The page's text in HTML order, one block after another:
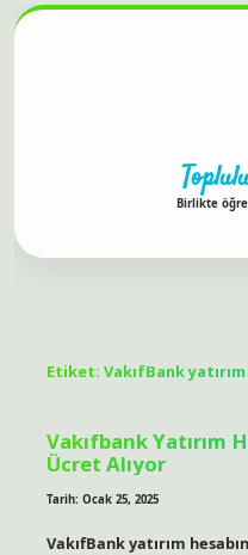
Birlikte
Etiket: VakıfBank
Vakıfbank Yatırım
Ücret Alıyor
Tarih: Ocak 25, 2025
VakıfBank yatırım